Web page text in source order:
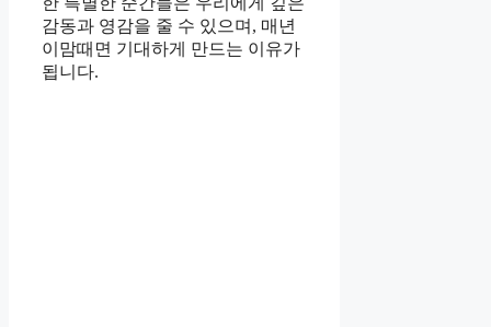
감동과 영감을 줄 수 있으며, 매년
이맘때면 기대하게 만드는 이유가
됩니다.